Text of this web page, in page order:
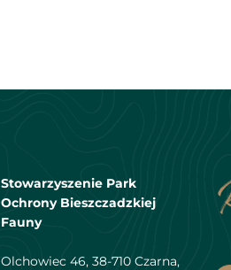
Stowarzyszenie Park
Ochrony Bieszczadzkiej
Fauny
Olchowiec 46, 38-710 Czarna,